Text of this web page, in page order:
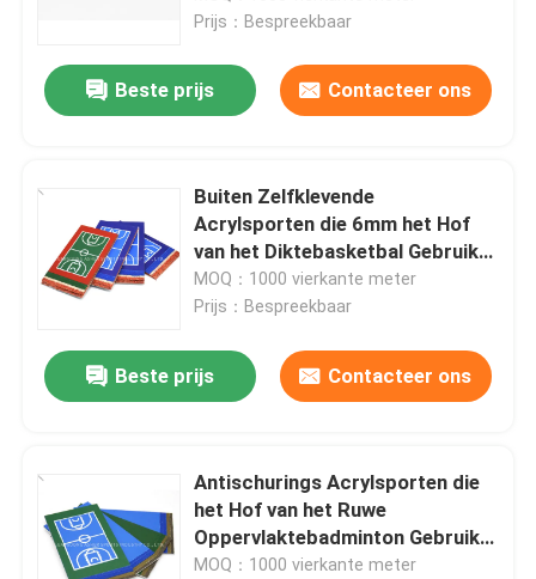
Bestrating Buiten Stadion
Ondersteuning Export
Standaard
Prijs：Bespreekbaar
Beste prijs Contacteer ons
Buiten Zelfklevende
Acrylsporten die 6mm het Hof
van het Diktebasketbal Gebruik
vloeren
MOQ：1000 vierkante meter
Prijs：Bespreekbaar
Beste prijs Contacteer ons
Antischurings Acrylsporten die
het Hof van het Ruwe
Oppervlaktebadminton Gebruik
vloeren
MOQ：1000 vierkante meter